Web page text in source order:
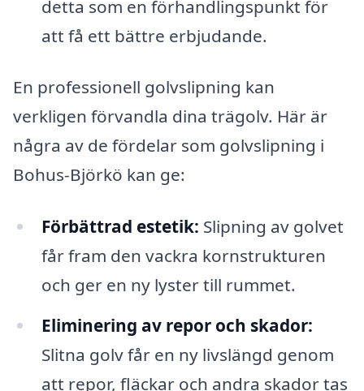
detta som en förhandlingspunkt för
att få ett bättre erbjudande.
En professionell golvslipning kan
verkligen förvandla dina trägolv. Här är
några av de fördelar som golvslipning i
Bohus-Björkö kan ge:
Förbättrad estetik: Slipning av golvet
får fram den vackra kornstrukturen
och ger en ny lyster till rummet.
Eliminering av repor och skador:
Slitna golv får en ny livslängd genom
att repor, fläckar och andra skador tas